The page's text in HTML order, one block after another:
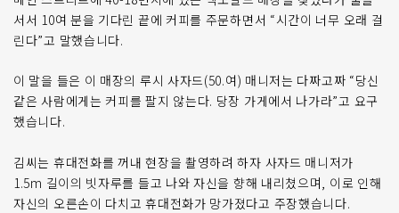
서서 10여 분을 기다린 끝에 커피를 주문하면서 “시간이 너무 오래 걸
린다”고 말했습니다.
이 말을 들은 이 매장의 루시 사자드(50.여) 매니저는 다짜고짜 “당신
같은 사람에게는 커피를 팔지 않는다. 당장 가게에서 나가라”고 요구
했습니다.
김씨는 휴대전화를 꺼내 현장을 촬영하려 하자 사자드 매니저가
1.5m 길이의 빗자루를 들고 나와 자신을 향해 내리쳤으며, 이로 인해
자신의 오른손이 다치고 휴대전화가 망가졌다고 주장했습니다.